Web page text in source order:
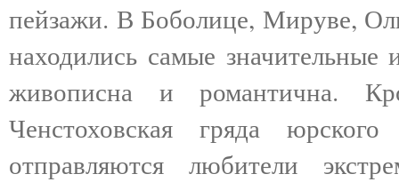
пейзажи. В Боболице, Мируве,
находились самые
живописна и романтична.
Ченстоховская гряда
отправляются любители